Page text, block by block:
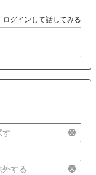
ログインして話してみる